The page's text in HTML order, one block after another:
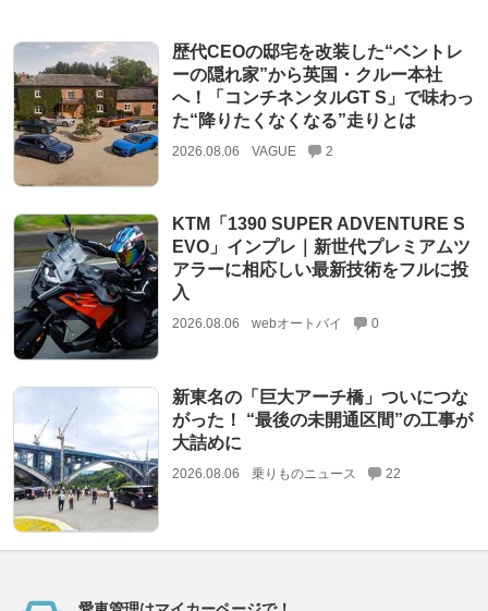
歴代CEOの邸宅を改装した“ベントレ
ーの隠れ家”から英国・クルー本社
へ！「コンチネンタルGT S」で味わっ
た“降りたくなくなる”走りとは
2026.08.06 VAGUE 2
KTM「1390 SUPER ADVENTURE S
EVO」インプレ｜新世代プレミアムツ
アラーに相応しい最新技術をフルに投
入
2026.08.06 webオートバイ 0
新東名の「巨大アーチ橋」ついにつな
がった！ “最後の未開通区間”の工事が
大詰めに
2026.08.06 乗りものニュース 22